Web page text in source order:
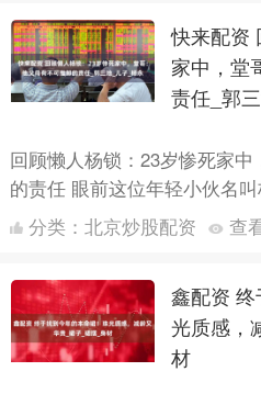
快来配资
家中，堂
责任_郭
回顾懒人杨锁：23岁惨死家
的责任 眼前这位年轻小伙名
12月，在河南信阳的一户农户
在....
分类： 北京炒股配资 查
鑫配资
光质感，
材